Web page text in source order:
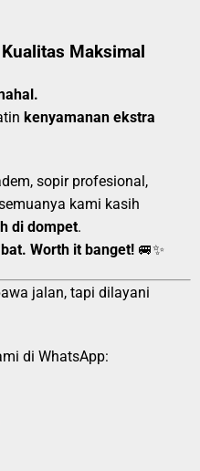
Maksimal
kenyamanan ekstra
sopir profesional,
kami kasih
di dompet.
Worth it banget! 🚐✨
jalan, tapi dilayani
di WhatsApp: